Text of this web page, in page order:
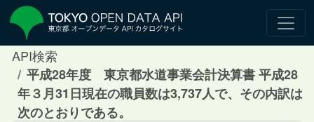
API検索
平成28年度 東京都水道事業会計決算書 平成28
年３月31日現在の職員数は3,737人で、その内訳は
次のとおりである。